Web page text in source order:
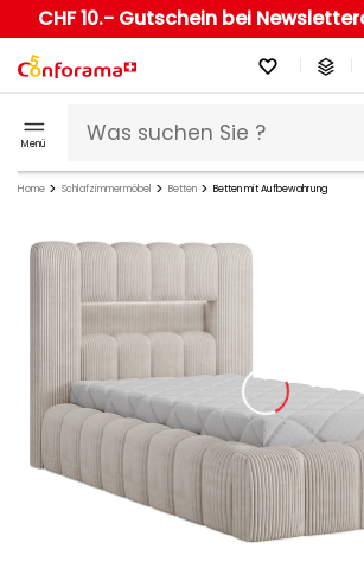
CHF 10.- Gutschein bei
Menü
Home Schlafzimmermöbel Betten Betten mit Aufbewahrung